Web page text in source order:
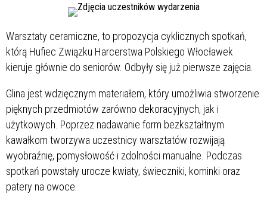
Warsztaty ceramiczne, to propozycja cyklicznych spotkań,
którą Hufiec Związku Harcerstwa Polskiego Włocławek
kieruje głównie do seniorów. Odbyły się już pierwsze zajęcia.
Glina jest wdzięcznym materiałem, który umożliwia stworzenie
pięknych przedmiotów zarówno dekoracyjnych, jak i
użytkowych. Poprzez nadawanie form bezkształtnym
kawałkom tworzywa uczestnicy warsztatów rozwijają
wyobraźnię, pomysłowość i zdolności manualne. Podczas
spotkań powstały urocze kwiaty, świeczniki, kominki oraz
patery na owoce.